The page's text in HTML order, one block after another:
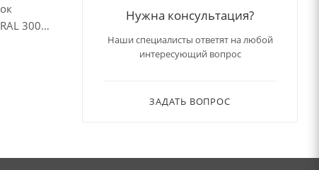
3005
Нужна консультация?
Наши специалисты ответят на любой
интересующий вопрос
ЗАДАТЬ ВОПРОС